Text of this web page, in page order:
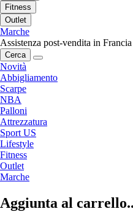
Fitness
Outlet
Marche
Assistenza post-vendita in Francia
Cerca
Novità
Abbigliamento
Scarpe
NBA
Palloni
Attrezzatura
Sport US
Lifestyle
Fitness
Outlet
Marche
Aggiunta al